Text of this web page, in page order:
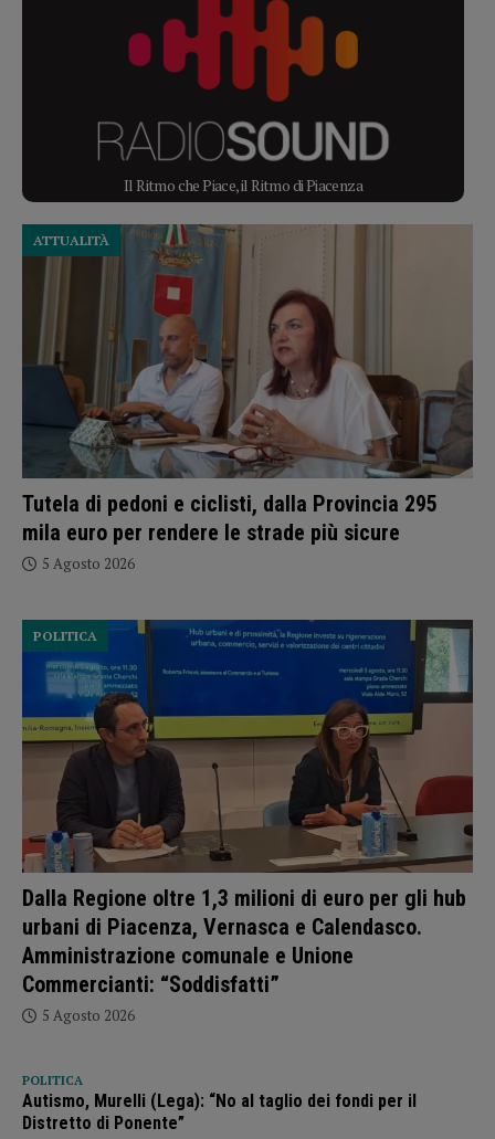
Il Ritmo che Piace, il Ritmo di Piacenza
Tutela di pedoni e ciclisti, dalla Provincia 295
mila euro per rendere le strade più sicure
ATTUALITÀ
5 Agosto 2026
Dalla Regione oltre 1,3 milioni di euro per gli hub
urbani di Piacenza, Vernasca e Calendasco.
Amministrazione comunale e Unione
Commercianti: “Soddisfatti”
POLITICA
5 Agosto 2026
POLITICA
Autismo, Murelli (Lega): “No al taglio dei fondi per il
Distretto di Ponente”